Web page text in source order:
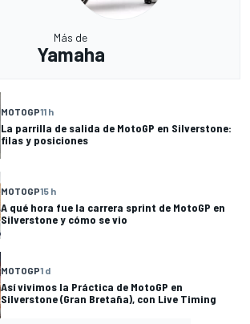
Más de
Yamaha
MOTOGP11 h
La parrilla de salida de MotoGP en Silverstone:
filas y posiciones
MOTOGP15 h
A qué hora fue la carrera sprint de MotoGP en
Silverstone y cómo se vio
MOTOGP1 d
Así vivimos la Práctica de MotoGP en
Silverstone (Gran Bretaña), con Live Timing